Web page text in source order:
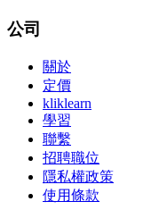
公司
關於
定價
kliklearn
學習
聯繫
招聘職位
隱私權政策
使用條款